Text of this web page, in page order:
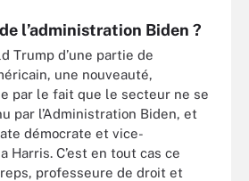
l’administration Biden ?
Trump d’une partie de
une nouveauté,
par le fait que le secteur ne se
par l’Administration Biden, et
démocrate et vice-
Harris. C’est en tout cas ce
professeure de droit et